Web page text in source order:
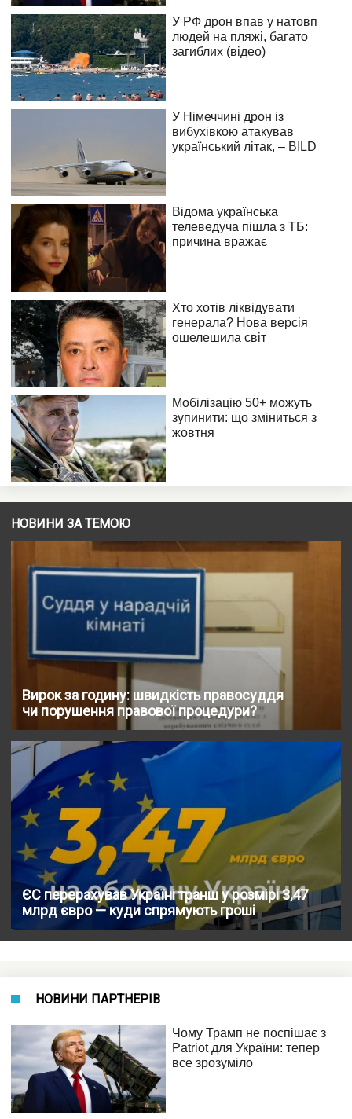
НОВИНИ ЗА ТЕМОЮ
Вирок за годину: швидкість правосуддя
чи порушення правової процедури?
ЄС перерахував Україні транш у розмірі 3,47
млрд євро — куди спрямують гроші
НОВИНИ ПАРТНЕРІВ